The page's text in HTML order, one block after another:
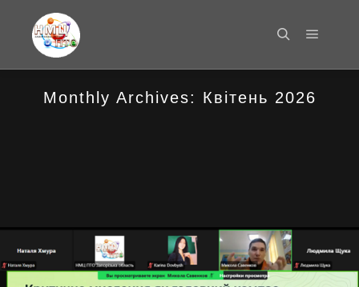
Monthly Archives: Квітень 2026